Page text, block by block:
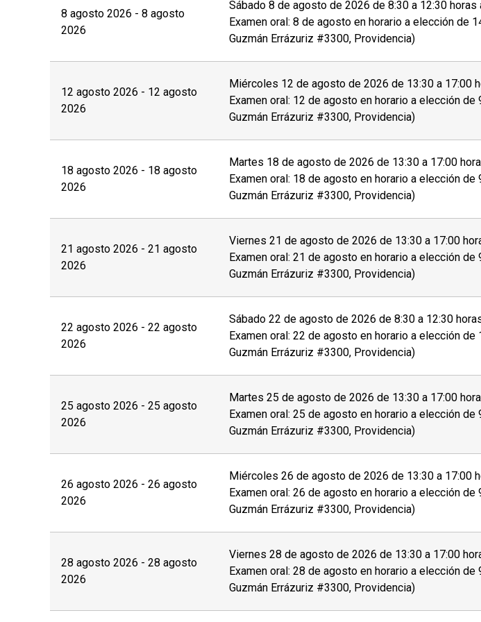
Las personas interesadas deberán completar la ficha de postulación que se
derecho de esta página web y enviar los siguientes documentos al momento
de manera posterior a la coordinación a cargo:
Otros (preguntar a la unidad)
Con el objetivo de brindar las condiciones y asistencia adecuadas, invitamos a
física, motriz, sensorial (visual o auditiva) u otra, a dar aviso de
proceso de postulación.
No se tramitarán postulaciones incompletas.
8 agosto 2026 - 8 agosto
2026
Sábado 8 de agosto de 2026 de 8:30 a 12:30 horas
Examen oral: 8 de agosto en horario a elección de
Guzmán Errázuriz #3300, Providencia)
12 agosto 2026 - 12 agosto
2026
Miércoles 12 de agosto de 2026 de 13:30 a 17:00
Examen oral: 12 de agosto en horario a elección de
Guzmán Errázuriz #3300, Providencia)
18 agosto 2026 - 18 agosto
2026
Martes 18 de agosto de 2026 de 13:30 a 17:00
Examen oral: 18 de agosto en horario a elección de
Guzmán Errázuriz #3300, Providencia)
21 agosto 2026 - 21 agosto
2026
Viernes 21 de agosto de 2026 de 13:30 a 17:00
Examen oral: 21 de agosto en horario a elección de
Guzmán Errázuriz #3300, Providencia)
22 agosto 2026 - 22 agosto
2026
Sábado 22 de agosto de 2026 de 8:30 a 12:30
Examen oral: 22 de agosto en horario a elección de
Guzmán Errázuriz #3300, Providencia)
25 agosto 2026 - 25 agosto
2026
Martes 25 de agosto de 2026 de 13:30 a 17:00
Examen oral: 25 de agosto en horario a elección de
Guzmán Errázuriz #3300, Providencia)
26 agosto 2026 - 26 agosto
2026
Miércoles 26 de agosto de 2026 de 13:30 a 17:00
Examen oral: 26 de agosto en horario a elección de
Guzmán Errázuriz #3300, Providencia)
28 agosto 2026 - 28 agosto
2026
Viernes 28 de agosto de 2026 de 13:30 a 17:00
Examen oral: 28 de agosto en horario a elección de
Guzmán Errázuriz #3300, Providencia)